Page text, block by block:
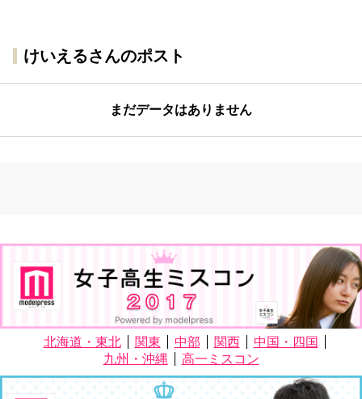
けいえるさんのポスト
まだデータはありません
北海道・東北 関東 中部 関西
中国・四国
九州・沖縄
高一ミスコン